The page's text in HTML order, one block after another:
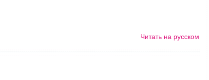
Читать на русском